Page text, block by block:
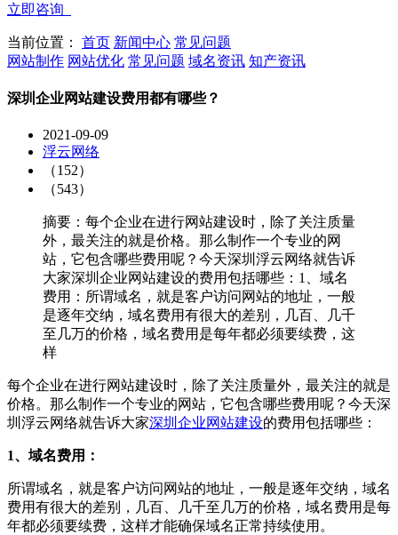
立即咨询
当前位置： 首页 新闻中心 常见问题
网站制作 网站优化 常见问题 域名资讯 知产资讯
深圳企业网站建设费用都有哪些？
2021-09-09
浮云网络
（152）
（543）
摘要：每个企业在进行网站建设时，除了关注质量
外，最关注的就是价格。那么制作一个专业的网
站，它包含哪些费用呢？今天深圳浮云网络就告诉
大家深圳企业网站建设的费用包括哪些：1、域名
费用：所谓域名，就是客户访问网站的地址，一般
是逐年交纳，域名费用有很大的差别，几百、几千
至几万的价格，域名费用是每年都必须要续费，这
样
每个企业在进行网站建设时，除了关注质量外，最关注的就是
价格。那么制作一个专业的网站，它包含哪些费用呢？今天深
圳浮云网络就告诉大家深圳企业网站建设的费用包括哪些：
1、域名费用：
所谓域名，就是客户访问网站的地址，一般是逐年交纳，域名
费用有很大的差别，几百、几千至几万的价格，域名费用是每
年都必须要续费，这样才能确保域名正常持续使用。